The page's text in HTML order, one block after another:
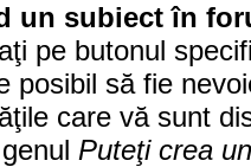
un subiect în
pe butonul
posibil să fie
care vă sunt
Puteţi crea